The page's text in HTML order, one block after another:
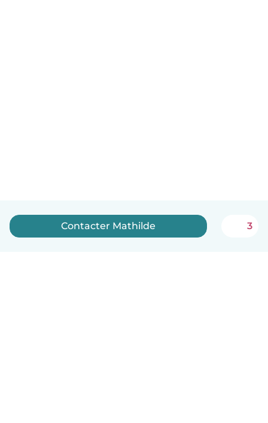
Contacter Mathilde 3